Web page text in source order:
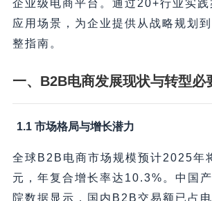
企业级电商平台。通过20+行业实
应用场景，为企业提供从战略规划
整指南。
一、B2B电商发展现状与转型必
1.1 市场格局与增长潜力
全球B2B电商市场规模预计2025年
元，年复合增长率达10.3%。中国
院数据显示，国内B2B交易额已占